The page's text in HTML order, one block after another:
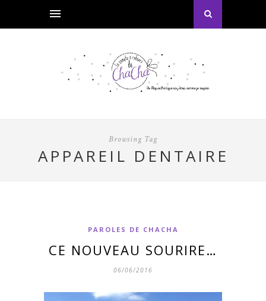
Browsing Tag
APPAREIL DENTAIRE
PAROLES DE CHACHA
CE NOUVEAU SOURIRE…
06/06/2016